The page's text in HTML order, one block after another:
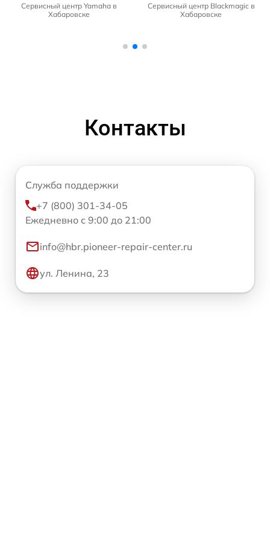
Сервисный центр Yamaha в
Хабаровске
Сервисный центр Blackmagic в
Хабаровске
Контакты
Служба поддержки
+7 (800) 301-34-05
Ежедневно с 9:00 до 21:00
info@hbr.pioneer-repair-center.ru
ул. Ленина, 23